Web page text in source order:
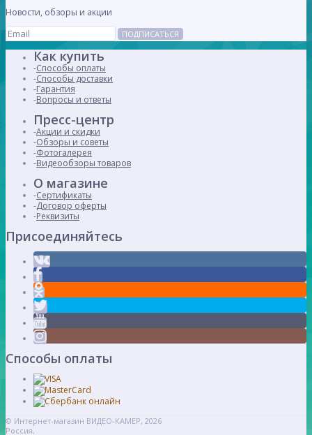
Новости, обзоры и акции
ПОДПИСАТЬСЯ
Как купить
Способы оплаты
Способы доставки
Гарантия
Вопросы и ответы
Пресс-центр
Акции и скидки
Обзоры и советы
Фотогалерея
Видеообзоры товаров
О магазине
Сертификаты
Договор оферты
Реквизиты
Присоединяйтесь
Способы оплаты
© Интернет-магазин ВИДЕО-КАМЕР, 2026
Россия,